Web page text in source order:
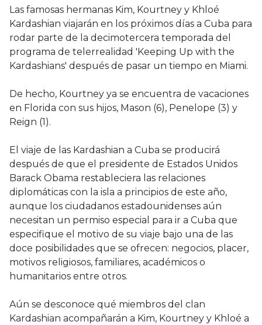
Las famosas hermanas Kim, Kourtney y Khloé
Kardashian viajarán en los próximos días a Cuba para
rodar parte de la decimotercera temporada del
programa de telerrealidad 'Keeping Up with the
Kardashians' después de pasar un tiempo en Miami.
De hecho, Kourtney ya se encuentra de vacaciones
en Florida con sus hijos, Mason (6), Penelope (3) y
Reign (1).
El viaje de las Kardashian a Cuba se producirá
después de que el presidente de Estados Unidos
Barack Obama restableciera las relaciones
diplomáticas con la isla a principios de este año,
aunque los ciudadanos estadounidenses aún
necesitan un permiso especial para ir a Cuba que
especifique el motivo de su viaje bajo una de las
doce posibilidades que se ofrecen: negocios, placer,
motivos religiosos, familiares, académicos o
humanitarios entre otros.
Aún se desconoce qué miembros del clan
Kardashian acompañarán a Kim, Kourtney y Khloé a